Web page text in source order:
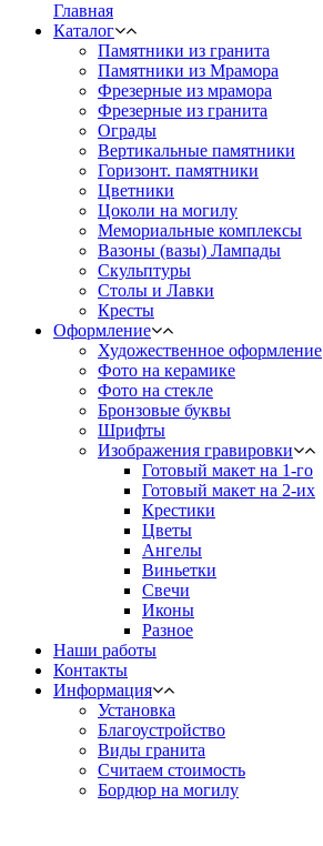
Главная
Каталог
Памятники из гранита
Памятники из Мрамора
Фрезерные из мрамора
Фрезерные из гранита
Ограды
Вертикальные памятники
Горизонт. памятники
Цветники
Цоколи на могилу
Мемориальные комплексы
Вазоны (вазы) Лампады
Скульптуры
Столы и Лавки
Кресты
Оформление
Художественное оформление
Фото на керамике
Фото на стекле
Бронзовые буквы
Шрифты
Изображения гравировки
Готовый макет на 1-го
Готовый макет на 2-их
Крестики
Цветы
Ангелы
Виньетки
Свечи
Иконы
Разное
Наши работы
Контакты
Информация
Установка
Благоустройство
Виды гранита
Считаем стоимость
Бордюр на могилу